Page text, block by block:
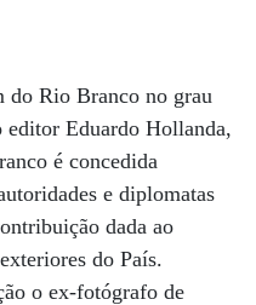
do Rio Branco no grau
Eduardo Hollanda,
é concedida
e diplomatas
dada ao
do País.
o ex-fotógrafo de